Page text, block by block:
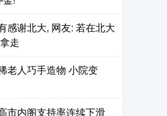
感谢北大, 网友: 若在北大
走
老人巧手造物 小院变
市内阁支持率连续下滑